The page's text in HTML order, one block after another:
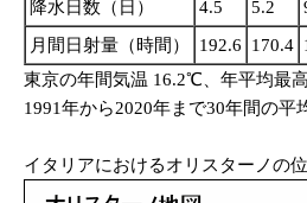
降水日数（日）
4.5 5.2
月間日射量（時間）
192.6 170.4
東京の年間気温 16.2℃、年平均最
1991年から2020年まで30年間の平
イタリアにおけるオリスターノの